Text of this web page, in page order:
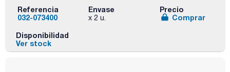
Referencia
032-073400
Envase
x 2 u.
Precio
Comprar
Disponibilidad
Ver stock